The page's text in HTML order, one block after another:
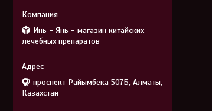
Инь - Янь - магазин китайских
лечебных препаратов
проспект Райымбека 507Б, Алматы,
Казахстан